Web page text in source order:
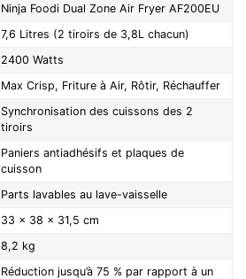
Ninja Foodi Dual Zone Air Fryer AF200EU
7,6 Litres (2 tiroirs de 3,8L chacun)
2400 Watts
Max Crisp, Friture à Air, Rôtir, Réchauffer
Synchronisation des cuissons des 2
tiroirs
Paniers antiadhésifs et plaques de
cuisson
Parts lavables au lave-vaisselle
33 x 38 x 31,5 cm
8,2 kg
Réduction jusqu’à 75 % par rapport à un